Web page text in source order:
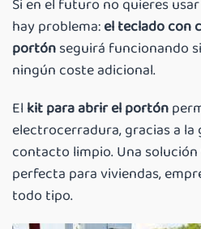
Si en el futuro no quieres
hay problema:el teclado con
portónseguirá funcionando
ningún coste adicional.
El kit para abrir el portón
electrocerradura, gracias a
contacto limpio. Una solución
perfecta para viviendas,
todo tipo.